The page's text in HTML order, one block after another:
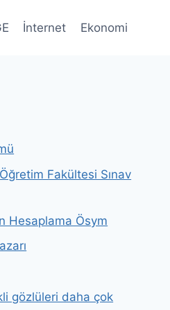
İnternet Ekonomi
Fakültesi Sınav
Hesaplama Ösym
gözlüleri daha çok